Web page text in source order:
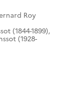
Roy
(1844-1899),
(1928-